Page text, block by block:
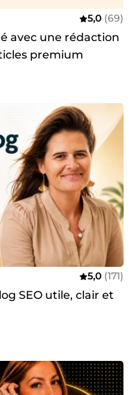
5,0 (69)
avec une rédaction
premium
5,0 (171)
SEO utile, clair et